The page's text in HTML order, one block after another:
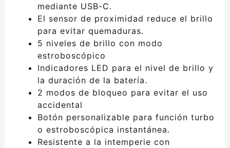
mediante USB-C.
El sensor de proximidad reduce el brillo
para evitar quemaduras.
5 niveles de brillo con modo
estroboscópico
Indicadores LED para el nivel de brillo y
la duración de la batería.
2 modos de bloqueo para evitar el uso
accidental
Botón personalizable para función turbo
o estroboscópica instantánea.
Resistente a la intemperie con